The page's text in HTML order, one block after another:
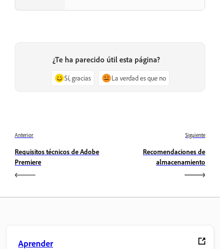
¿Te ha parecido útil esta página?
Sí, gracias La verdad es que no
Anterior
Requisitos técnicos de Adobe
Premiere
Siguiente
Recomendaciones de
almacenamiento
Aprender